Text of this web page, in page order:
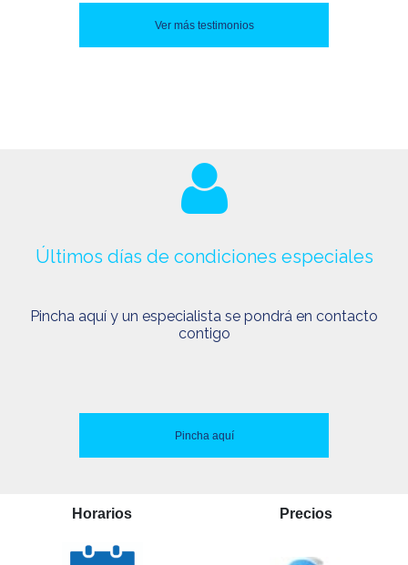
Ver más testimonios
Últimos días de condiciones especiales
Pincha aquí y un especialista se pondrá en contacto
contigo
Pincha aquí
Horarios Precios